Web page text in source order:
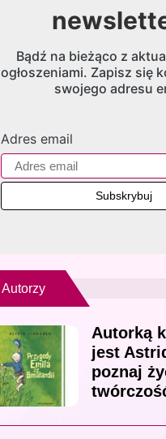
Bądź na bieżąco z
ogłoszeniami. Zapisz się
swojego adresu
Adres email
Autorzy
Autorką
jest
poznaj